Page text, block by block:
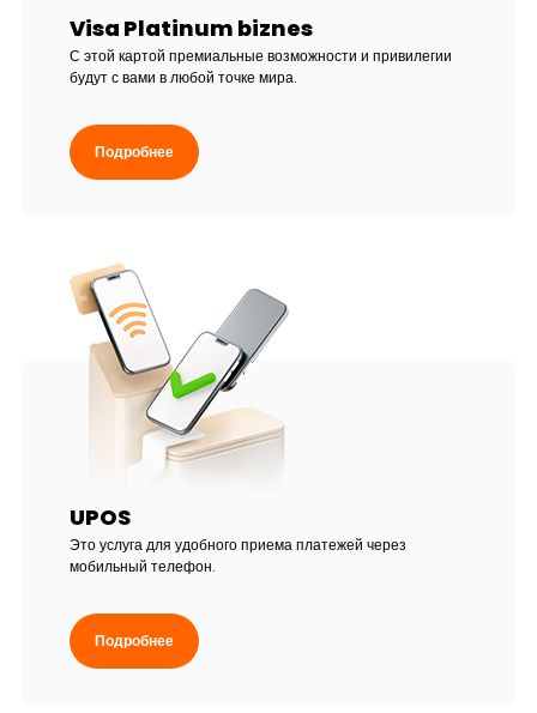
Visa Platinum biznes
С этой картой премиальные возможности и привилегии
будут с вами в любой точке мира.
Подробнее
UPOS
Это услуга для удобного приема платежей через
мобильный телефон.
Подробнее